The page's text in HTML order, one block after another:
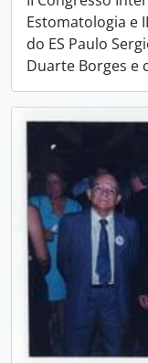
Estomatologia e
do ES Paulo
Duarte Borges e